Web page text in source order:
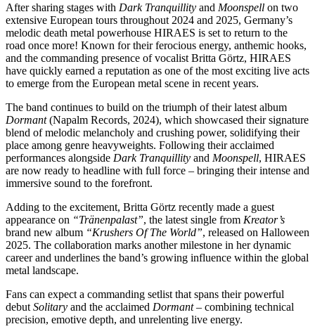
After sharing stages with Dark Tranquillity and Moonspell on two
extensive European tours throughout 2024 and 2025, Germany’s
melodic death metal powerhouse HIRAES is set to return to the
road once more! Known for their ferocious energy, anthemic hooks,
and the commanding presence of vocalist Britta Görtz, HIRAES
have quickly earned a reputation as one of the most exciting live acts
to emerge from the European metal scene in recent years.
The band continues to build on the triumph of their latest album
Dormant(Napalm Records, 2024), which showcased their signature
blend of melodic melancholy and crushing power, solidifying their
place among genre heavyweights. Following their acclaimed
performances alongside Dark Tranquillity and Moonspell, HIRAES
are now ready to headline with full force – bringing their intense and
immersive sound to the forefront.
Adding to the excitement, Britta Görtz recently made a guest
appearance on “Tränenpalast”, the latest single from Kreator’s
brand new album “Krushers Of The World”, released on Halloween
2025. The collaboration marks another milestone in her dynamic
career and underlines the band’s growing influence within the global
metal landscape.
Fans can expect a commanding setlist that spans their powerful
debut Solitary and the acclaimed Dormant– combining technical
precision, emotive depth, and unrelenting live energy.